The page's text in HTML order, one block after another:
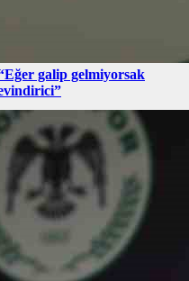
galip gelmiyorsak